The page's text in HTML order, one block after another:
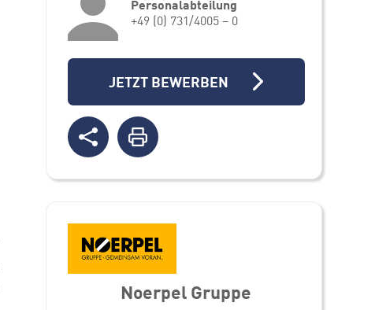
Personalabteilung
+49 (0) 731/4005 – 0
JETZT BEWERBEN
Noerpel Gruppe